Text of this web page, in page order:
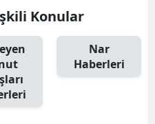
Konular
Nar
Haberleri